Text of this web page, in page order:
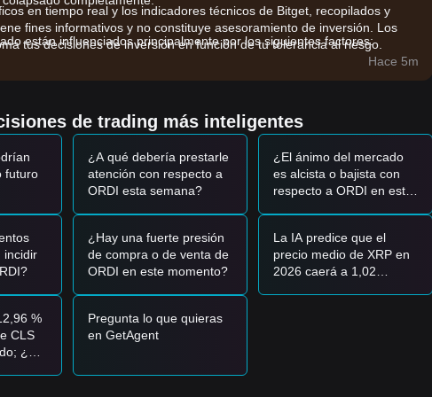
están influenciados principalmente por los siguientes factores:
token líder BRC-20, ORDI sigue siendo altamente sensible a la acción del
listados y la expansión del acceso en nuevas regiones (como
en la liquidez y adopción a largo plazo.
mercado, se proporcionan las siguientes estrategias de trading para
$3.40
y muestra signos de estabilización o rebote, podría presentar una
de
$3.75, acompañado de un aumento significativo en el
macro de$3.15, el mercado podría entrar en una fase de ajuste
$2.80
las siguientes estrategias de referencia:
en tiempo real y los indicadores técnicos de Bitget, recopilados y
fines informativos y no constituye asesoramiento de inversión. Los
tus decisiones de inversión en función de tu tolerancia al riesgo.
Hace 5m
de trading más inteligentes
futuro
¿A qué debería prestarle
atención con respecto a
ORDI esta semana?
¿El ánimo del mercado
es alcista o bajista con
respecto a ORDI en este
incidir
¿Hay una fuerte presión
de compra o de venta de
ORDI en este momento?
La IA predice que el
precio medio de XRP en
2026 caerá a 1,02
%
CLS
¿es
Pregunta lo que quieras
en GetAgent